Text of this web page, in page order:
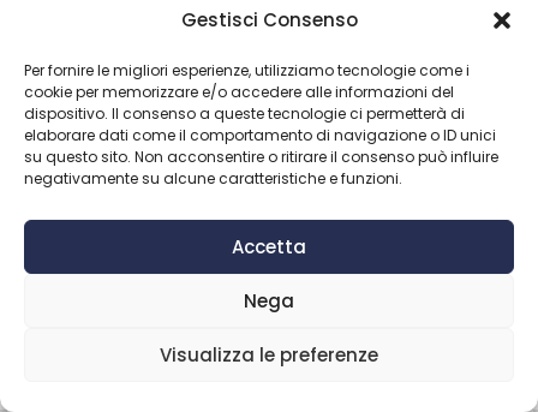
Gestisci Consenso
Per fornire le migliori esperienze, utilizziamo tecnologie come i
cookie per memorizzare e/o accedere alle informazioni del
dispositivo. Il consenso a queste tecnologie ci permetterà di
elaborare dati come il comportamento di navigazione o ID unici
su questo sito. Non acconsentire o ritirare il consenso può influire
negativamente su alcune caratteristiche e funzioni.
Accetta
Nega
Visualizza le preferenze